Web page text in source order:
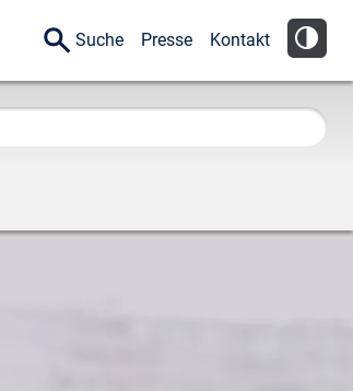
Suche Presse Kontakt